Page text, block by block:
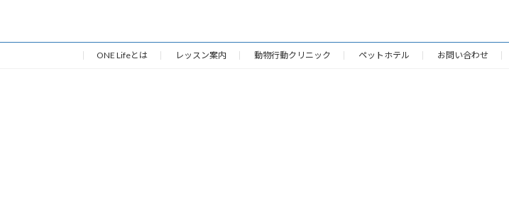
ONE Lifeとは レッスン案内 動物行動クリニック ペットホテル お問い合わせ